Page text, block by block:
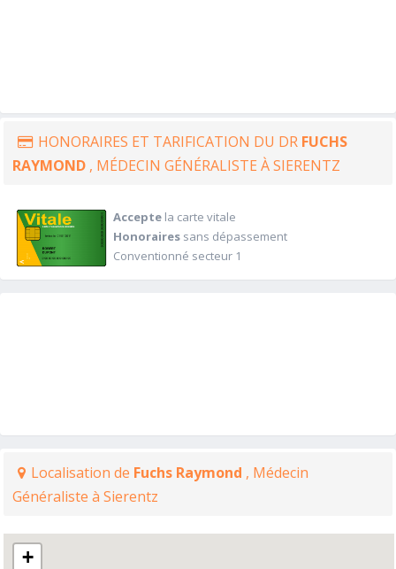
HONORAIRES ET TARIFICATION DU DR FUCHS
RAYMOND , MÉDECIN GÉNÉRALISTE À SIERENTZ
Acceptela carte vitale
Honorairessans dépassement
Conventionné secteur 1
Localisation de Fuchs Raymond , Médecin
Généraliste à Sierentz
+